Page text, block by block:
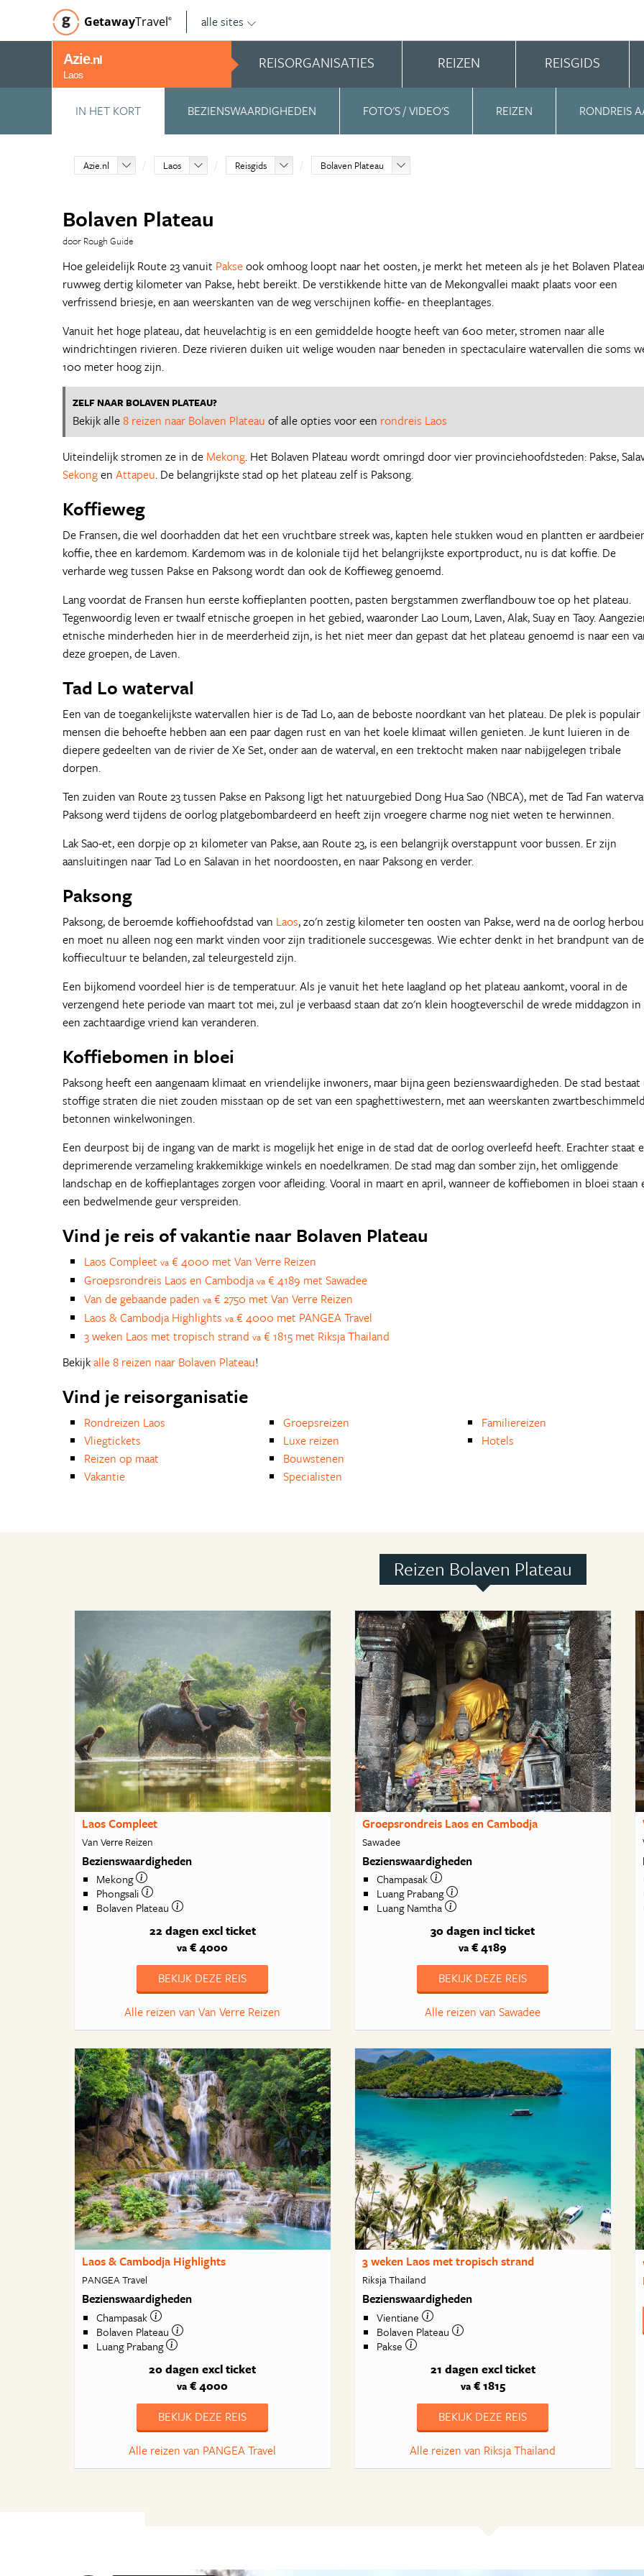
GetawayTravel© alle sites
Azie.nl
Laos
REISORGANISATIES REIZEN REISGIDS
IN HET KORT BEZIENSWAARDIGHEDEN FOTO'S / VIDEO'S REIZEN RONDREIS
Azie.nl Laos Reisgids Bolaven Plateau
Bolaven Plateau
door Rough Guide
Hoe geleidelijk Route 23 vanuit Pakseook omhoog loopt naar het oosten, je merkt het meteen als je het Bolaven
ruwweg dertig kilometer van Pakse, hebt bereikt. De verstikkende hitte van de Mekongvallei maakt plaats voor een
verfrissend briesje, en aan weerskanten van de weg verschijnen koffie- en theeplantages.
Vanuit het hoge plateau, dat heuvelachtig is en een gemiddelde hoogte heeft van 600 meter, stromen naar alle
windrichtingen rivieren. Deze rivieren duiken uit welige wouden naar beneden in spectaculaire watervallen die soms
100 meter hoog zijn.
ZELF NAAR BOLAVEN PLATEAU?
Bekijk alle8 reizen naar Bolaven Plateau of alle opties voor een rondreis Laos
Uiteindelijk stromen ze in de Mekong. Het Bolaven Plateau wordt omringd door vier provinciehoofdsteden: Pakse,
Sekongen Attapeu. De belangrijkste stad op het plateau zelf is Paksong.
Koffieweg
De Fransen, die wel doorhadden dat het een vruchtbare streek was, kapten hele stukken woud en plantten er
koffie, thee en kardemom. Kardemom was in de koloniale tijd het belangrijkste exportproduct, nu is dat koffie. De
verharde weg tussen Pakse en Paksong wordt dan ook de Koffieweg genoemd.
Lang voordat de Fransen hun eerste koffieplanten pootten, pasten bergstammen zwerflandbouw toe op het plateau.
Tegenwoordig leven er twaalf etnische groepen in het gebied, waaronder Lao Loum, Laven, Alak, Suay en Taoy.
etnische minderheden hier in de meerderheid zijn, is het niet meer dan gepast dat het plateau genoemd is naar een
deze groepen, de Laven.
Tad Lo waterval
Een van de toegankelijkste watervallen hier is de Tad Lo, aan de beboste noordkant van het plateau. De plek is populair
mensen die behoefte hebben aan een paar dagen rust en van het koele klimaat willen genieten. Je kunt luieren in de
diepere gedeelten van de rivier de Xe Set, onder aan de waterval, en een trektocht maken naar nabijgelegen tribale
dorpen.
Ten zuiden van Route 23 tussen Pakse en Paksong ligt het natuurgebied Dong Hua Sao (NBCA), met de Tad Fan
Paksong werd tijdens de oorlog platgebombardeerd en heeft zijn vroegere charme nog niet weten te herwinnen.
Lak Sao-et, een dorpje op 21 kilometer van Pakse, aan Route 23, is een belangrijk overstappunt voor bussen. Er zijn
aansluitingen naar Tad Lo en Salavan in het noordoosten, en naar Paksong en verder.
Paksong
Paksong, de beroemde koffiehoofdstad van Laos, zo'n zestig kilometer ten oosten van Pakse, werd na de oorlog
en moet nu alleen nog een markt vinden voor zijn traditionele succesgewas. Wie echter denkt in het brandpunt van de
koffiecultuur te belanden, zal teleurgesteld zijn.
Een bijkomend voordeel hier is de temperatuur. Als je vanuit het hete laagland op het plateau aankomt, vooral in de
verzengend hete periode van maart tot mei, zul je verbaasd staan dat zo'n klein hoogteverschil de wrede middagzon in
een zachtaardige vriend kan veranderen.
Koffiebomen in bloei
Paksong heeft een aangenaam klimaat en vriendelijke inwoners, maar bijna geen bezienswaardigheden. De stad
stoffige straten die niet zouden misstaan op de set van een spaghettiwestern, met aan weerskanten
betonnen winkelwoningen.
Een deurpost bij de ingang van de markt is mogelijk het enige in de stad dat de oorlog overleefd heeft. Erachter staat
deprimerende verzameling krakkemikkige winkels en noedelkramen. De stad mag dan somber zijn, het omliggende
landschap en de koffieplantages zorgen voor afleiding. Vooral in maart en april, wanneer de koffiebomen in bloei staan
een bedwelmende geur verspreiden.
Vind je reis of vakantie naar Bolaven Plateau
Laos Compleet va € 4000 met Van Verre Reizen
Groepsrondreis Laos en Cambodja va € 4189 met Sawadee
Van de gebaande paden va € 2750 met Van Verre Reizen
Laos & Cambodja Highlights va € 4000 met PANGEA Travel
3 weken Laos met tropisch strand va € 1815 met Riksja Thailand
Bekijkalle 8 reizen naar Bolaven Plateau!
Vind je reisorganisatie
Rondreizen Laos
Vliegtickets
Reizen op maat
Vakantie
Groepsreizen
Luxe reizen
Bouwstenen
Specialisten
Familiereizen
Hotels
Reizen Bolaven Plateau
Laos Compleet
Van Verre Reizen
Bezienswaardigheden
Mekong
Phongsali
Bolaven Plateau
22 dagen excl ticket
va € 4000
BEKIJK DEZE REIS
Alle reizen van Van Verre Reizen
Groepsrondreis Laos en Cambodja
Sawadee
Bezienswaardigheden
Champasak
Luang Prabang
Luang Namtha
30 dagen incl ticket
va € 4189
BEKIJK DEZE REIS
Alle reizen van Sawadee
Laos & Cambodja Highlights
PANGEA Travel
Bezienswaardigheden
Champasak
Bolaven Plateau
Luang Prabang
20 dagen excl ticket
va € 4000
BEKIJK DEZE REIS
Alle reizen van PANGEA Travel
3 weken Laos met tropisch strand
Riksja Thailand
Bezienswaardigheden
Vientiane
Bolaven Plateau
Pakse
21 dagen excl ticket
va€ 1815
BEKIJK DEZE REIS
Alle reizen van Riksja Thailand